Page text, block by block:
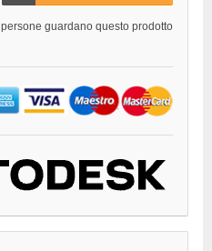
persone guardano questo prodotto